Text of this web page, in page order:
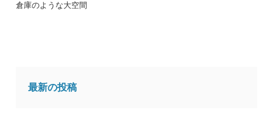
倉庫のような大空間
最新の投稿